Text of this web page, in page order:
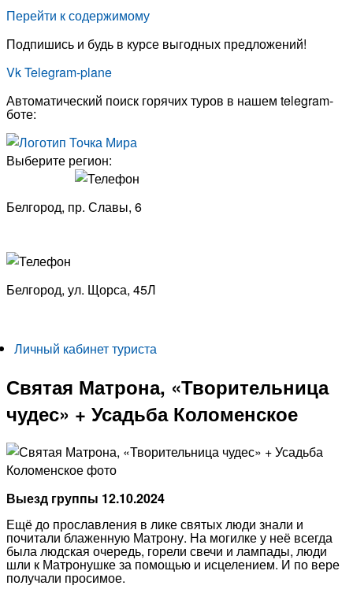
Перейти к содержимому
Подпишись и будь в курсе выгодных предложений!
VkTelegram-plane
Автоматический поиск горячих туров в нашем telegram-
боте:
Выберите регион:
Белгород, пр. Славы, 6
Белгород, ​ ул. Щорса, 45Л
Личный кабинет туриста
Святая Матрона, «Творительница
чудес» + Усадьба Коломенское
Выезд группы 12.10.2024
Ещё до прославления в лике святых люди знали и
почитали блаженную Матрону. На могилке у неё всегда
была людская очередь, горели свечи и лампады, люди
шли к Матронушке за помощью и исцелением. И по вере
получали просимое.